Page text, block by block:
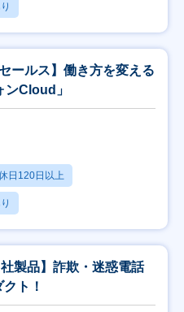
ールス】働き方を変える
Cloud」
日120日以上
製品】詐欺・迷惑電話
ト！